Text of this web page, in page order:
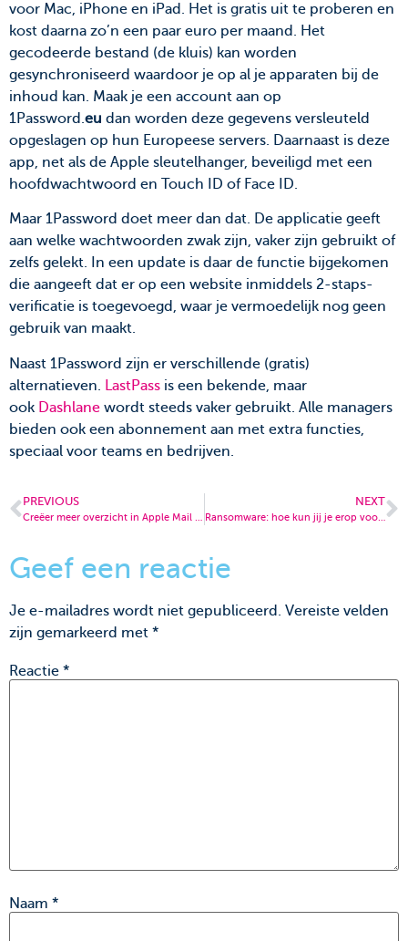
voor Mac, iPhone en iPad. Het is gratis uit te proberen en
kost daarna zo’n een paar euro per maand. Het
gecodeerde bestand (de kluis) kan worden
gesynchroniseerd waardoor je op al je apparaten bij de
inhoud kan. Maak je een account aan op
1Password.eu dan worden deze gegevens versleuteld
opgeslagen op hun Europeese servers. Daarnaast is deze
app, net als de Apple sleutelhanger, beveiligd met een
hoofdwachtwoord en Touch ID of Face ID.
Maar 1Password doet meer dan dat. De applicatie geeft
aan welke wachtwoorden zwak zijn, vaker zijn gebruikt of
zelfs gelekt. In een update is daar de functie bijgekomen
die aangeeft dat er op een website inmiddels 2-staps-
verificatie is toegevoegd, waar je vermoedelijk nog geen
gebruik van maakt.
Naast 1Password zijn er verschillende (gratis)
alternatieven. LastPass is een bekende, maar
ook Dashlane wordt steeds vaker gebruikt. Alle managers
bieden ook een abonnement aan met extra functies,
speciaal voor teams en bedrijven.
PREVIOUS
Creëer meer overzicht in Apple Mail met regels
NEXT
Ransomware: hoe kun jij je erop voorbereiden?
Geef een reactie
Je e-mailadres wordt niet gepubliceerd. Vereiste velden
zijn gemarkeerd met *
Reactie *
Naam *